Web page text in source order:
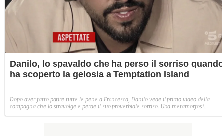
Danilo, lo spavaldo che ha perso il sorriso
ha scoperto la gelosia a Temptation Island
Dopo aver fatto patire tutte le pene a Francesca, Danilo vede il primo video della
compagna che lo stravolge e perde il suo proverbiale sorriso. Una metamorfosi